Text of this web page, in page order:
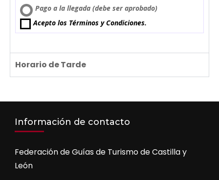
Pago a la llegada (debe ser aprobado)
Acepto los Términos y Condiciones.
Horario de Tarde
Información de contacto
Federación de Guías de Turismo de Castilla y
León